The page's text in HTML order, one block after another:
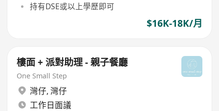
持有DSE或以上學歷即可
$16K-18K/月
樓面 + 派對助理 - 親子餐廳
One Small Step
灣仔, 灣仔
工作日面議